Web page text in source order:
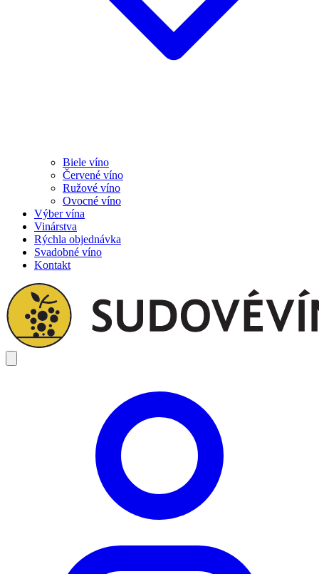
Biele víno
Červené víno
Ružové víno
Ovocné víno
Výber vína
Vinárstva
Rýchla objednávka
Svadobné víno
Kontakt